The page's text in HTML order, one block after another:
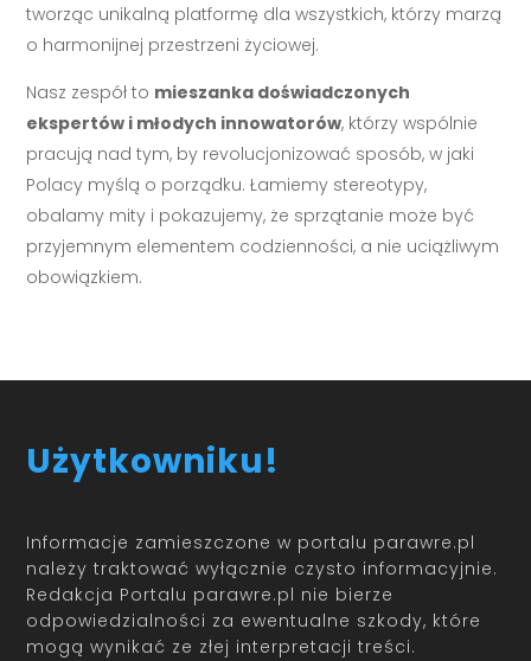
tworząc unikalną platformę dla wszystkich, którzy marzą
o harmonijnej przestrzeni życiowej.
Nasz zespół to mieszanka doświadczonych
ekspertów i młodych innowatorów, którzy wspólnie
pracują nad tym, by revolucjonizować sposób, w jaki
Polacy myślą o porządku. Łamiemy stereotypy,
obalamy mity i pokazujemy, że sprzątanie może być
przyjemnym elementem codzienności, a nie uciążliwym
obowiązkiem.
Użytkowniku!
Informacje zamieszczone w portalu parawre.pl
należy traktować wyłącznie czysto informacyjnie.
Redakcja Portalu parawre.pl nie bierze
odpowiedzialności za ewentualne szkody, które
mogą wynikać ze złej interpretacji treści.